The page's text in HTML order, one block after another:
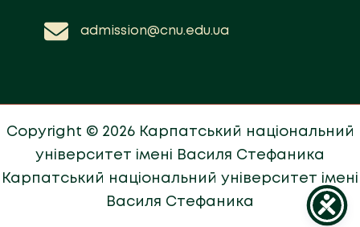
admission@cnu.edu.ua
Copyright © 2026 Карпатський національний
університет імені Василя Стефаника
Карпатський національний університет імені
Василя Стефаника